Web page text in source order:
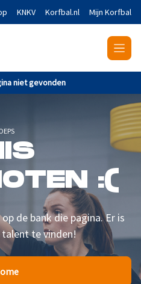
KNKV Korfbal.nl Mijn Korfbal
niet gevonden
:(
de bank die pagina. Er is
talent te vinden!